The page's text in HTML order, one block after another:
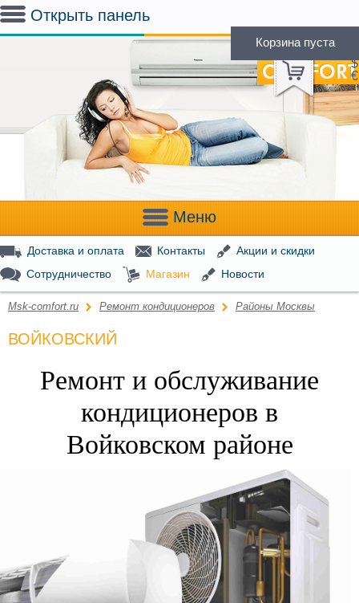
Открыть панель
Корзина пуста
(0)
$
€
Меню
Доставка и оплата Контакты
Акции и скидки
Сотрудничество
Магазин Новости
Msk-comfort.ru Ремонт кондиционеров Районы Москвы
ВОЙКОВСКИЙ
Ремонт и обслуживание
кондиционеров в
Войковском районе